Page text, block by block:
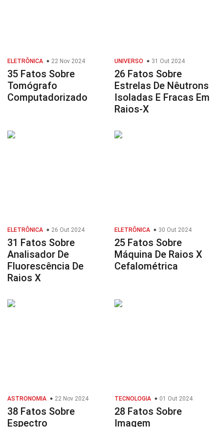
ELETRÔNICA 22 Nov 2024
35 Fatos Sobre
Tomógrafo
Computadorizado
UNIVERSO 31 Out 2024
26 Fatos Sobre
Estrelas De Nêutrons
Isoladas E Fracas Em
Raios-X
ELETRÔNICA 26 Out 2024
31 Fatos Sobre
Analisador De
Fluorescência De
Raios X
ELETRÔNICA 30 Out 2024
25 Fatos Sobre
Máquina De Raios X
Cefalométrica
ASTRONOMIA 22 Nov 2024
38 Fatos Sobre
Espectro
TECNOLOGIA 01 Out 2024
28 Fatos Sobre
Imagem